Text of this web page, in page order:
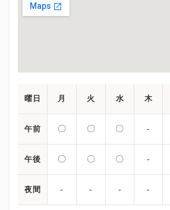
曜日 月 火 水 木
午前 〇 〇 〇 -
午後 〇 〇 〇 -
夜間 - - - -